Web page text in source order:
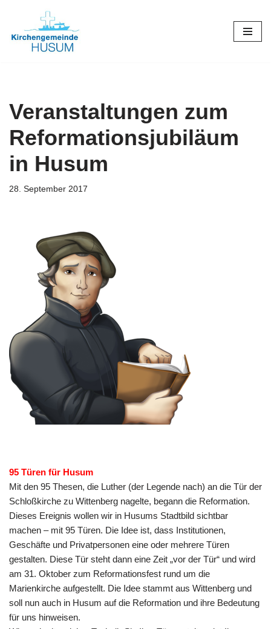
Zum
Veranstaltungen zum
Reformationsjubiläum
in Husum
28. September 2017
95 Türen für Husum
Mit den 95 Thesen, die Luther (der Legende nach) an die Tür der
Schloßkirche zu Wittenberg nagelte, begann die Reformation.
Dieses Ereignis wollen wir in Husums Stadtbild sichtbar
machen – mit 95 Türen. Die Idee ist, dass Institutionen,
Geschäfte und Privatpersonen eine oder mehrere Türen
gestalten. Diese Tür steht dann eine Zeit „vor der Tür“ und wird
am 31. Oktober zum Reformationsfest rund um die
Marienkirche aufgestellt. Die Idee stammt aus Wittenberg und
soll nun auch in Husum auf die Reformation und ihre Bedeutung
für uns hinweisen.